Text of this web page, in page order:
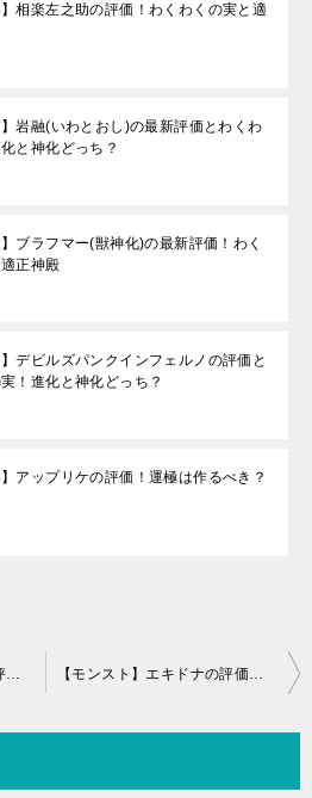
】相楽左之助の評価！わくわくの実と適
】岩融(いわとおし)の最新評価とわくわ
と神化どっち？
】ブラフマー(獣神化)の最新評価！わく
正神殿
】デビルズパンクインフェルノの評価と
！進化と神化どっち？
】アップリケの評価！運極は作るべき？
【モンスト】アキレウスの評価とわくわくの実！進化と神化どっち？ 【モンスト】エキドナの評価と運極適正